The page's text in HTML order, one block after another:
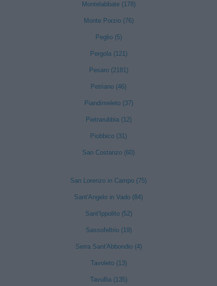
Montelabbate (178)
Monte Porzio (76)
Peglio (5)
Pergola (121)
Pesaro (2181)
Petriano (46)
Piandimeleto (37)
Pietrarubbia (12)
Piobbico (31)
San Costanzo (60)
San Lorenzo in Campo (75)
Sant'Angelo in Vado (84)
Sant'Ippolito (52)
Sassofeltrio (19)
Serra Sant'Abbondio (4)
Tavoleto (13)
Tavullia (135)